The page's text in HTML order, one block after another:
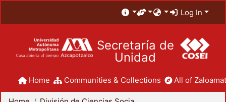
Log In
Secretaría de
Unidad
Home Communities & Collections All of